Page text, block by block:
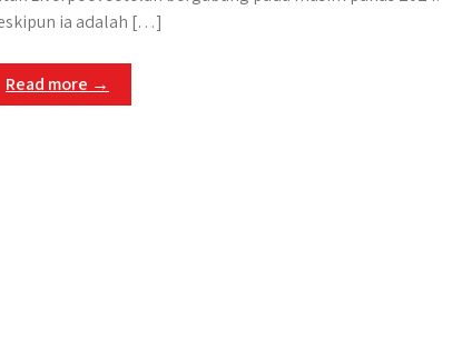
ia adalah […]
Read more →